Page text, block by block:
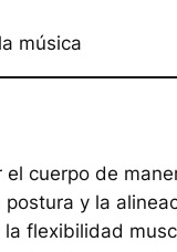
música
el cuerpo de
postura y la
la flexibilidad